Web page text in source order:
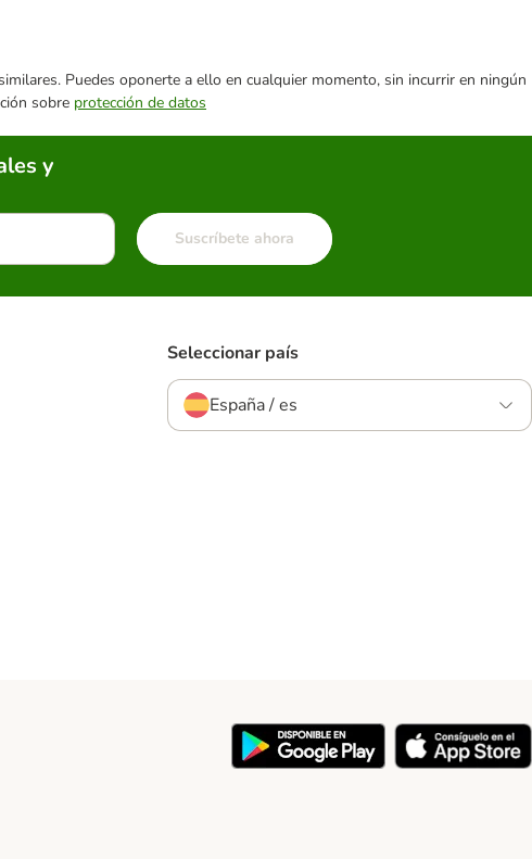
Puedes oponerte a ello en cualquier momento, sin incurrir en ningún
sobre protección de datos
y
Suscríbete ahora
Seleccionar país
España / es